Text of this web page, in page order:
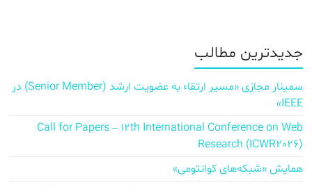
جدیدترین مطالب
سمینار مجازی «مسیر ارتقاء به عضویت ارشد (Senior Member) در
IEEE»
Call for Papers – 12th International Conference on Web
Research (ICWR2026)
همایش «شبکه‌های کوانتومی»